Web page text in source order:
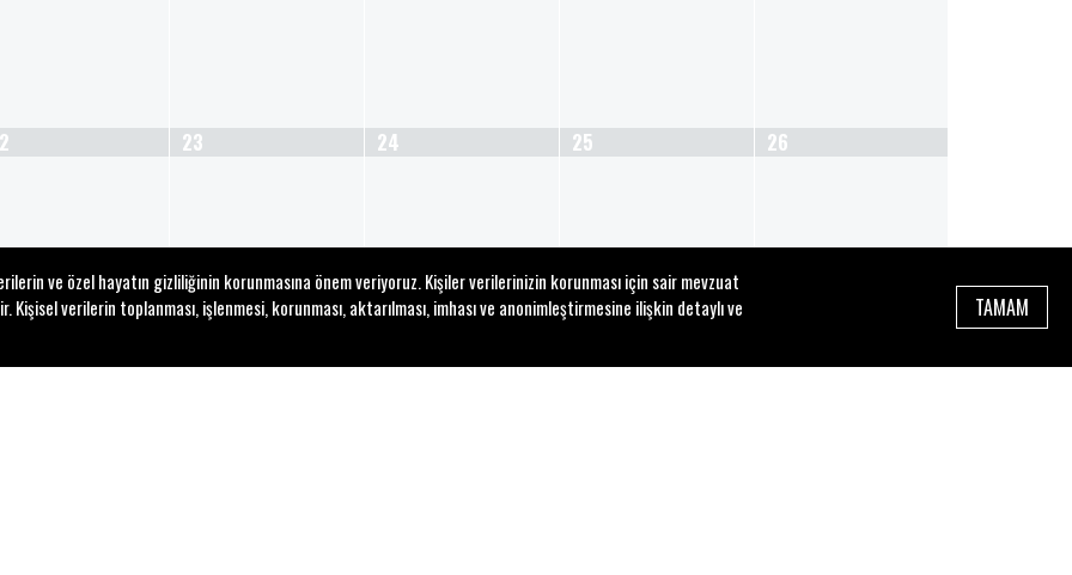
23 24 25 26
verilerin ve özel hayatın gizliliğinin korunmasına önem veriyoruz. Kişiler verilerinizin korunması için sair mevzuat
verilerin toplanması, işlenmesi, korunması, aktarılması, imhası ve anonimleştirmesine ilişkin detaylı ve
TAMAM